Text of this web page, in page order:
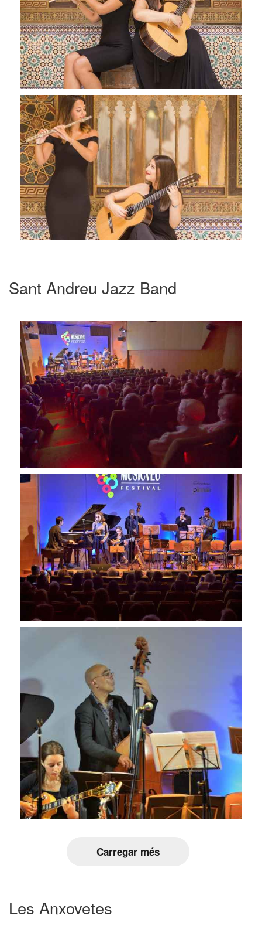
Sant Andreu Jazz Band
Carregar més
Les Anxovetes